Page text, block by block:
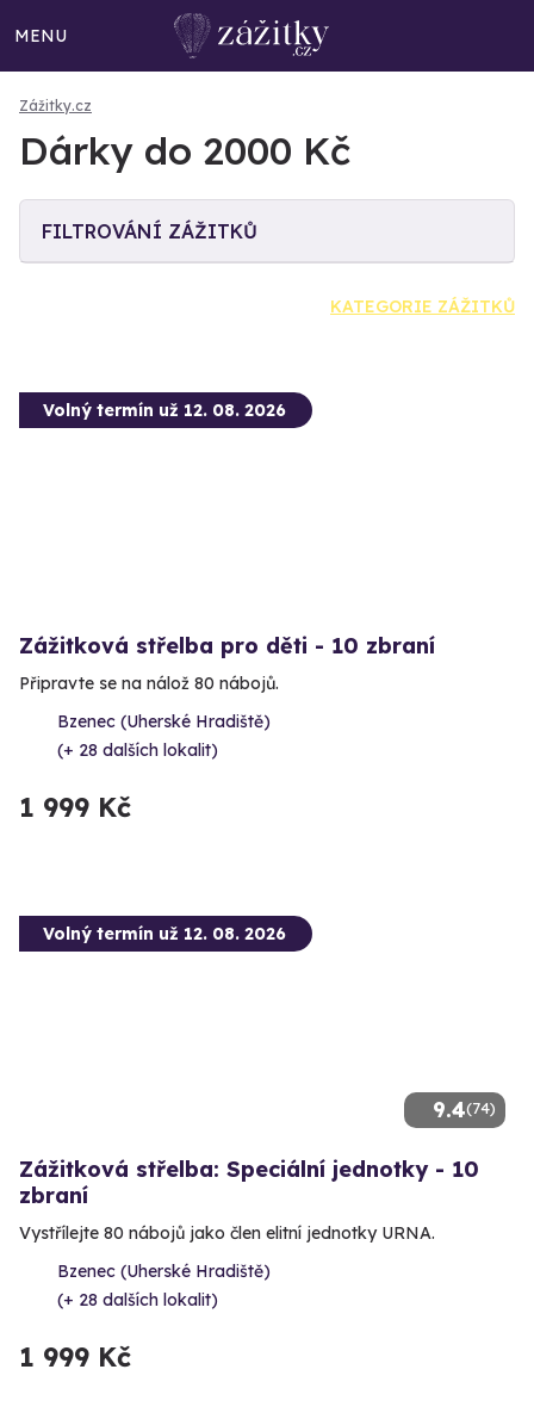
MENU
Zážitky.cz
Dárky do 2000 Kč
FILTROVÁNÍ ZÁŽITKŮ
KATEGORIE ZÁŽITKŮ
Volný termín už 12. 08. 2026
Zážitková střelba pro děti - 10 zbraní
Připravte se na nálož 80 nábojů.
Bzenec (Uherské Hradiště)
(+ 28 dalších lokalit)
1 999 Kč
9.4(74)
Volný termín už 12. 08. 2026
Zážitková střelba: Speciální jednotky - 10
zbraní
Vystřílejte 80 nábojů jako člen elitní jednotky URNA.
Bzenec (Uherské Hradiště)
(+ 28 dalších lokalit)
1 999 Kč